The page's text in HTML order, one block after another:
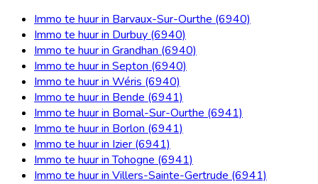
Immo te huur in Barvaux-Sur-Ourthe (6940)
Immo te huur in Durbuy (6940)
Immo te huur in Grandhan (6940)
Immo te huur in Septon (6940)
Immo te huur in Wéris (6940)
Immo te huur in Bende (6941)
Immo te huur in Bomal-Sur-Ourthe (6941)
Immo te huur in Borlon (6941)
Immo te huur in Izier (6941)
Immo te huur in Tohogne (6941)
Immo te huur in Villers-Sainte-Gertrude (6941)